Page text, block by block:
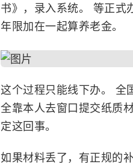
书》，录入系统。 等正式
年限加在一起算养老金。
这个过程只能线下办。 全
全靠本人去窗口提交纸质
定这回事。
如果材料丢了，有正规的